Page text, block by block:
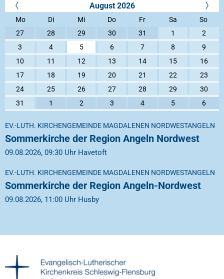
August 2026
Mo Di Mi Do Fr Sa
So
27
28 29 30 31 1
2
3
4 5 6 7 8
9
10
11 12 13 14 15
16
17
18 19 20 21 22
23
24
25 26 27 28 29
30
31
1 2 3 4 5 6
EV.-LUTH. KIRCHENGEMEINDE MAGDALENEN NORDWESTANGELN
Sommerkirche der Region Angeln Nordwest
09.08.2026, 09:30 Uhr Havetoft
EV.-LUTH. KIRCHENGEMEINDE MAGDALENEN NORDWESTANGELN
Sommerkirche der Region Angeln-Nordwest
09.08.2026, 11:00 Uhr Husby